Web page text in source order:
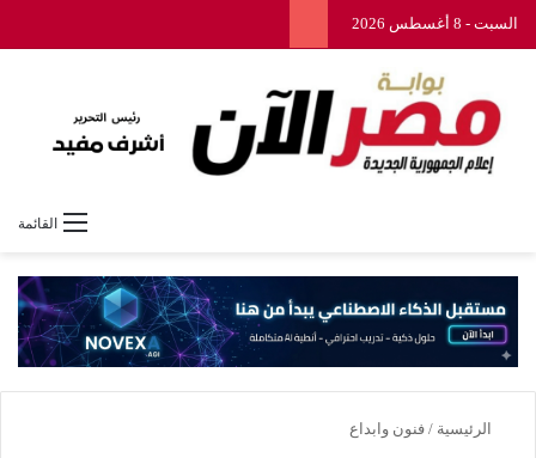
السبت - 8 أغسطس 2026
القائمة
الرئيسية / فنون وابداع